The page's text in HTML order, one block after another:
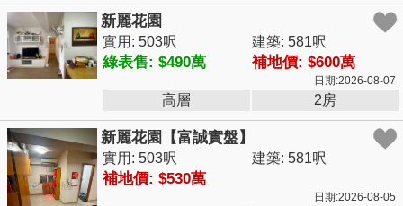
新麗花園
實用: 503呎 建築: 581呎
綠表售: $490萬 補地價: $600萬
日期:2026-08-07
高層 2房
新麗花園【富誠實盤】
實用: 503呎 建築: 581呎
補地價: $530萬
日期:2026-08-05